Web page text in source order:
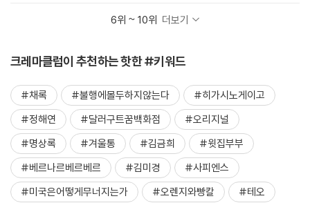
6위 ~ 10위 더보기
크레마클럽이 추천하는 핫한 #키워드
#채록 #불행에몰두하지않는다
#히가시노게이고
#정해연
#달러구트꿈백화점
#오리지널
#명상록
#겨울통 #김금희
#윗집부부
#베르나르베르베르
#김미경
#사피엔스
#미국은어떻게무너지는가
#오렌지와빵칼
#테오